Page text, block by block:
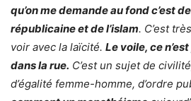
qu’on me demande au fond c’est
républicaine et de l’islam. C’est
voir avec la laïcité. Le voile, ce
dans la rue. C’est un sujet de
d’égalité femme-homme, d’ordre